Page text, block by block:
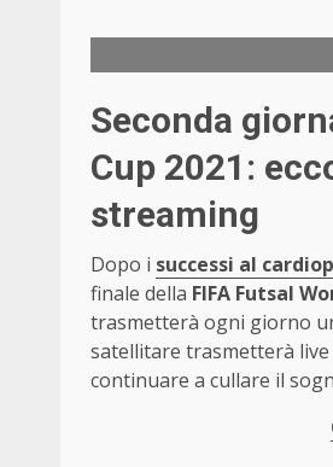
Seconda
Cup 2021:
streaming
Dopo i successi al
finale della FIFA Futsal
trasmetterà ogni giorno
satellitare trasmetterà
continuare a cullare il